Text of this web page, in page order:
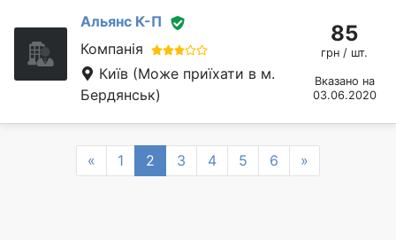
Альянс К-П
Компанія
Київ (Може приїхати в м.
Бердянськ)
85
грн / шт.
Вказано на
03.06.2020
« Previous
1 2 3 4 5 6 »